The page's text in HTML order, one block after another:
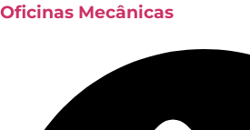
Oficinas Mecânicas